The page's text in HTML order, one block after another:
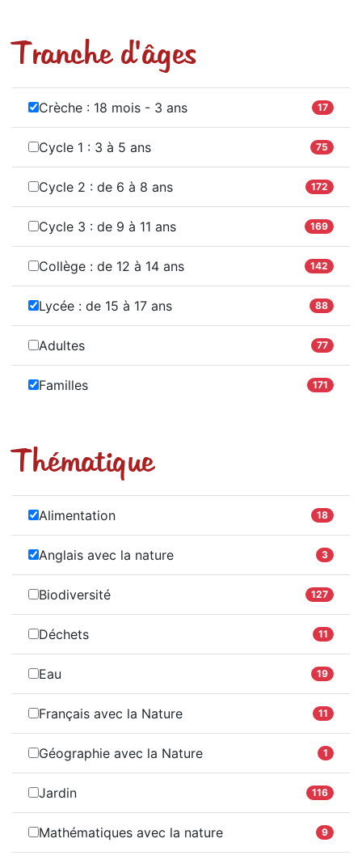
Tranche d'âges
Crèche : 18 mois - 3 ans 17
Cycle 1 : 3 à 5 ans 75
Cycle 2 : de 6 à 8 ans 172
Cycle 3 : de 9 à 11 ans 169
Collège : de 12 à 14 ans 142
Lycée : de 15 à 17 ans 88
Adultes 77
Familles 171
Thématique
Alimentation 18
Anglais avec la nature 3
Biodiversité 127
Déchets 11
Eau 19
Français avec la Nature 11
Géographie avec la Nature 1
Jardin 116
Mathématiques avec la nature 9